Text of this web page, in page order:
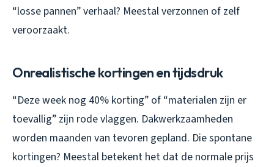
“losse pannen” verhaal? Meestal verzonnen of zelf
veroorzaakt.
Onrealistische kortingen en tijdsdruk
“Deze week nog 40% korting” of “materialen zijn er
toevallig” zijn rode vlaggen. Dakwerkzaamheden
worden maanden van tevoren gepland. Die spontane
kortingen? Meestal betekent het dat de normale prijs